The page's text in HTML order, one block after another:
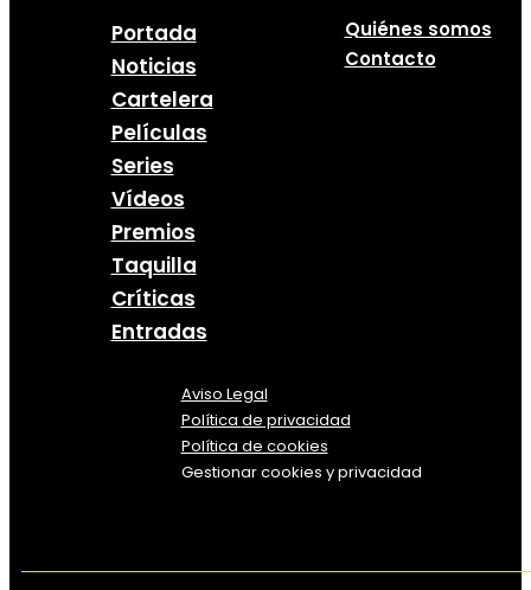
Portada
Noticias
Cartelera
Películas
Series
Vídeos
Premios
Taquilla
Críticas
Entradas
Quiénes somos
Contacto
Aviso Legal
Política de privacidad
Política de cookies
Gestionar cookies y privacidad